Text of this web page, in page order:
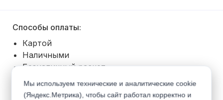
Способы оплаты:
Картой
Наличными
Безналичный расчет
Покупка в рассрочку
Мы используем технические и аналитические cookie
(Яндекс.Метрика), чтобы сайт работал корректно и